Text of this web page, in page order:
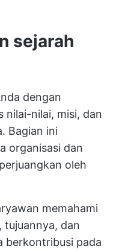
sejarah
dengan
nilai-nilai, misi, dan
Bagian ini
organisasi dan
oleh
memahami
tujuannya, dan
berkontribusi pada